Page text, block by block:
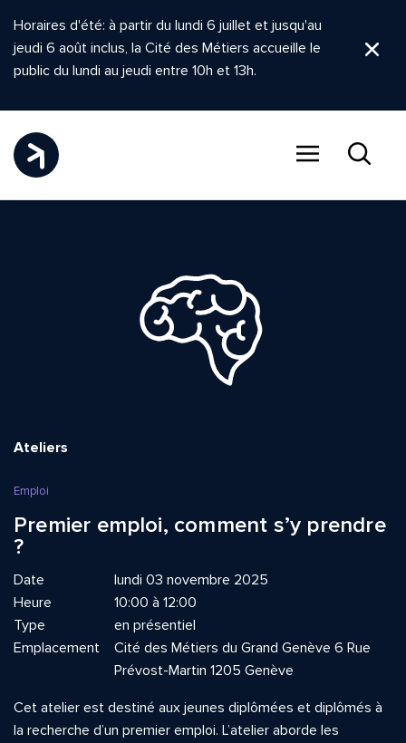
Horaires d'été: à partir du lundi 6 juillet et jusqu'au
jeudi 6 août inclus, la Cité des Métiers accueille le
public du lundi au jeudi entre 10h et 13h.
Ateliers
Emploi
Premier emploi, comment s’y prendre
?
Date
lundi 03 novembre 2025
Heure
10:00 à 12:00
Type
en présentiel
Emplacement
Cité des Métiers du Grand Genève 6 Rue
Prévost-Martin 1205 Genève
Cet atelier est destiné aux jeunes diplômées et diplômés à
la recherche d’un premier emploi. L’atelier aborde les